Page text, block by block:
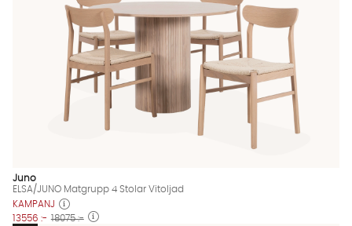
Juno
ELSA/JUNO Matgrupp 4 Stolar Vitoljad
KAMPANJ
13556 :- 18075 :-